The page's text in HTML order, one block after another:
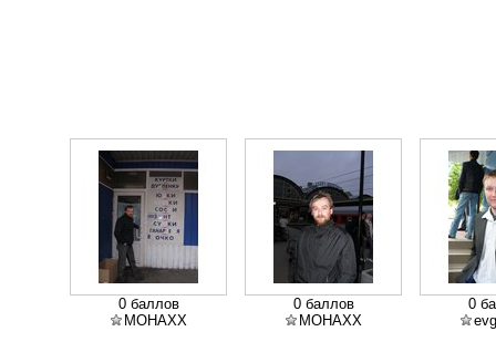
0 баллов
MOHAXX
0 баллов
MOHAXX
0